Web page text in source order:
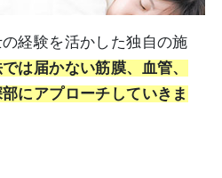
経験を活かした独自の施
は届かない筋膜、血管、
にアプローチしていきま